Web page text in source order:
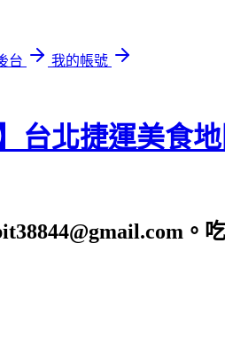
台
我的帳號
台北捷運美食
。